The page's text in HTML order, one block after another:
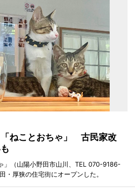
「ねことおちゃ」 古民家改
」（山陽小野田市山川、TEL 070-9186-
・厚狭の住宅街にオープンした。